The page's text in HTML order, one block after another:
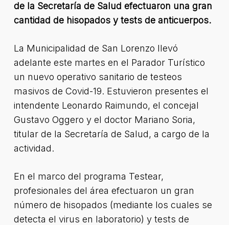
de la Secretaría de Salud efectuaron una gran
cantidad de hisopados y tests de anticuerpos.
La Municipalidad de San Lorenzo llevó
adelante este martes en el Parador Turístico
un nuevo operativo sanitario de testeos
masivos de Covid-19. Estuvieron presentes el
intendente Leonardo Raimundo, el concejal
Gustavo Oggero y el doctor Mariano Soria,
titular de la Secretaría de Salud, a cargo de la
actividad.
En el marco del programa Testear,
profesionales del área efectuaron un gran
número de hisopados (mediante los cuales se
detecta el virus en laboratorio) y tests de